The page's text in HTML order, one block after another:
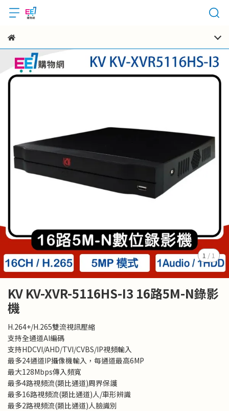
1 / 1
KV KV-XVR-5116HS-I3 16路5M-N錄影
機
H.264+/H.265雙流視訊壓縮
支持全通道AI編碼
支持HDCVI/AHD/TVI/CVBS/IP視頻輸入
最多24通道IP攝像機輸入，每通道最高6MP
最大128Mbps傳入頻寬
最多4路視頻流(類比通道)周界保護
最多16路視頻流(類比通道)人/車形辨識
最多2路視頻流(類比通道)人臉識別